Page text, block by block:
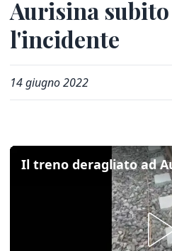
Aurisina
l'incidente
14 giugno 2022